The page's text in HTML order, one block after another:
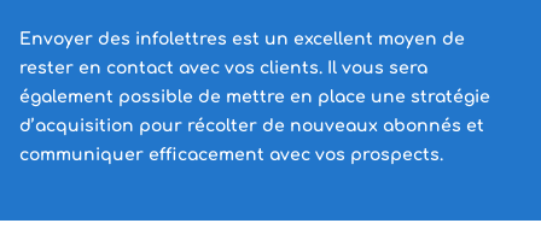
Envoyer des infolettres est un excellent moyen de
rester en contact avec vos clients. Il vous sera
également possible de mettre en place une stratégie
d’acquisition pour récolter de nouveaux abonnés et
communiquer efficacement avec vos prospects.